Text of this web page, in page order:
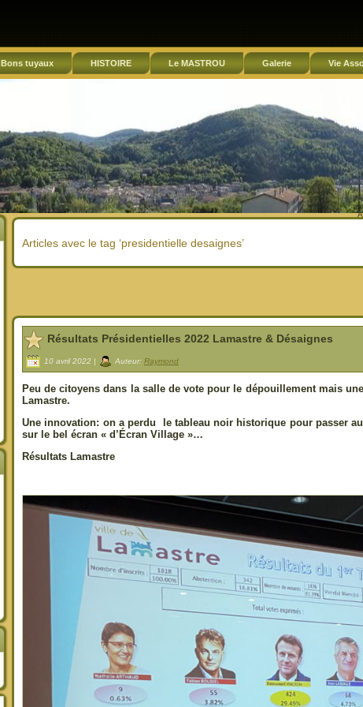
Bons tuyaux HISTOIRE Le MASTROU Galerie Vie
Articles avec le tag ‘presidentielle desaignes’
Résultats Présidentielles 2022 Lamastre & Désaignes
10 avril 2022 | Auteur: Raymond
Peu de citoyens dans la salle de vote pour le dépouillement mais
Lamastre.
Une innovation: on a perdu le tableau noir historique pour passer
sur le bel écran « d’Écran Village »…
Résultats Lamastre